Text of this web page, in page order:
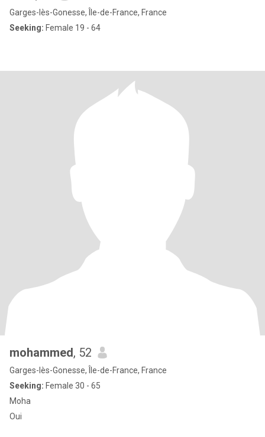
Garges-lès-Gonesse, Île-de-France, France
Seeking: Female 19 - 64
mohammed, 52
Garges-lès-Gonesse, Île-de-France, France
Seeking: Female 30 - 65
Moha
Oui